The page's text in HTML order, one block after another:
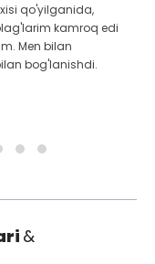
qo'yilganida,
kamroq edi
Men bilan
bog'lanishdi.
&